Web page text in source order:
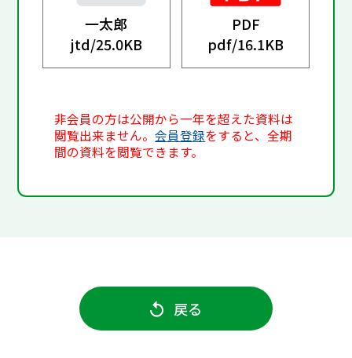
一太郎
jtd/25.0KB
PDF
pdf/16.1KB
非会員の方は公開から一年を超えた資料は
閲覧出来ません。会員登録をすると、全期
間の資料を閲覧できます。
戻る